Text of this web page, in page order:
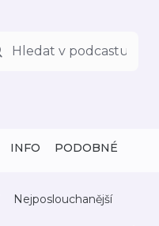
INFO PODOBNÉ
Nejposlouchanější